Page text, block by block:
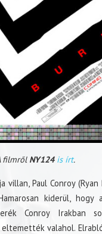
filmről NY124 is írt.
Paul Conroy (Ryan
kiderül, hogy
Conroy Irakban
valahol.